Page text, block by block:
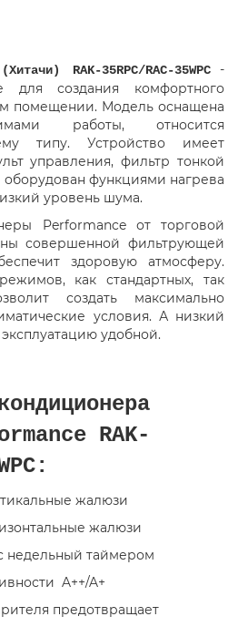
(Хитачи) RAK-35RPC/RAC-35WPC-
для создания комфортного
помещении. Модель оснащена
работы,
относится
типу. Устройство имеет
управления, фильтр тонкой
функциями нагрева
уровень шума.
Performance от торговой
совершенной фильтрующей
здоровую атмосферу.
, как стандартных,
так
создать максимально
условия. А низкий
удобной.
RAK-
жалюзи
жалюзи
недельный таймером
A++/A+
предотвращает